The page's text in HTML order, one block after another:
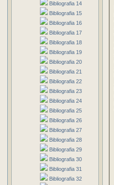
Bibliografia 14
Bibliografia 15
Bibliografia 16
Bibliografia 17
Bibliografia 18
Bibliografia 19
Bibliografia 20
Bibliografia 21
Bibliografia 22
Bibliografia 23
Bibliografia 24
Bibliografia 25
Bibliografia 26
Bibliografia 27
Bibliografia 28
Bibliografia 29
Bibliografia 30
Bibliografia 31
Bibliografia 32